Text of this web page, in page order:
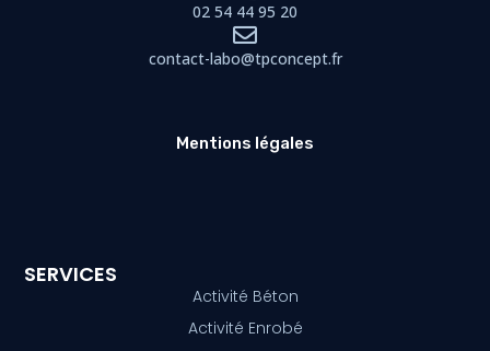
SERVICES
Activité Béton
Activité Enrobé
02 54 44 95 20
contact-labo@tpconcept.fr
Mentions légales